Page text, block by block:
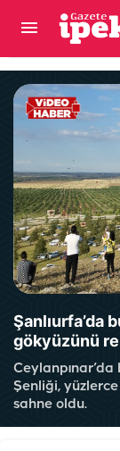
Şanlıurfa’da
gökyüzünü
Ceylanpınar’da
Şenliği, yüzlerce
sahne oldu.
Van’dan